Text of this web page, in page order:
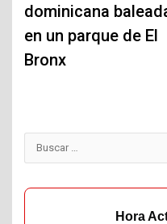
dominicana
en un parque de El
Bronx
Buscar:
Hora